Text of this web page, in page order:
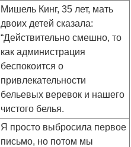
Мишель Кинг, 35 лет, мать
двоих детей сказала:
“Действительно смешно, то
как администрация
беспокоится о
привлекательности
бельевых веревок и нашего
чистого белья.
Я просто выбросила первое
письмо, но потом мы